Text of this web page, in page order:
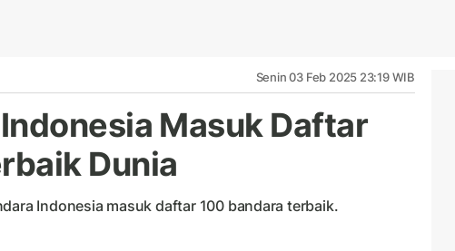
Senin 03 Feb 2025 23:19 WIB
Masuk Daftar
Dunia
Indonesia masuk daftar 100 bandara terbaik.